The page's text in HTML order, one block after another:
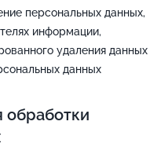
персональных данных,
информации,
удаления данных
данных
обработки